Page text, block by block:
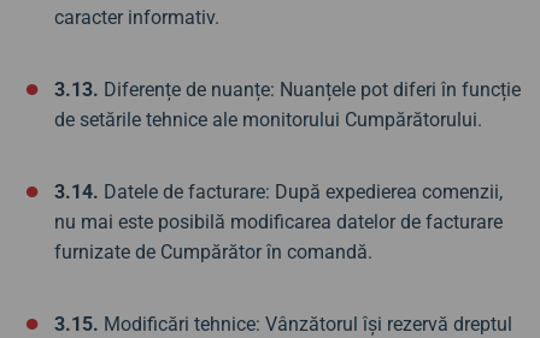
caracter informativ.
3.13. Diferențe de nuanțe: Nuanțele pot diferi în funcție
de setările tehnice ale monitorului Cumpărătorului.
3.14. Datele de facturare: După expedierea comenzii,
nu mai este posibilă modificarea datelor de facturare
furnizate de Cumpărător în comandă.
3.15. Modificări tehnice: Vânzătorul își rezervă dreptul